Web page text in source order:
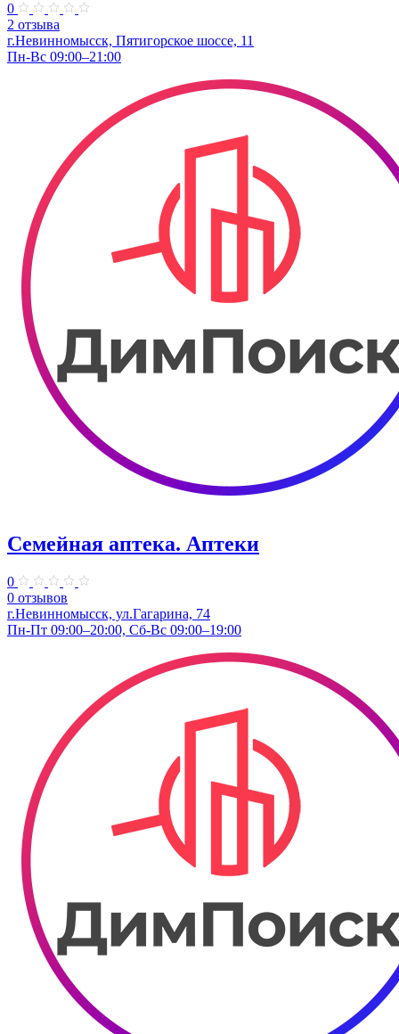
0
2 отзыва
г.Невинномысск, Пятигорское шоссе, 11
Пн-Вс 09:00–21:00
Семейная аптека. Аптеки
0
0 отзывов
г.Невинномысск, ул.Гагарина, 74
Пн-Пт 09:00–20:00, Сб-Вс 09:00–19:00